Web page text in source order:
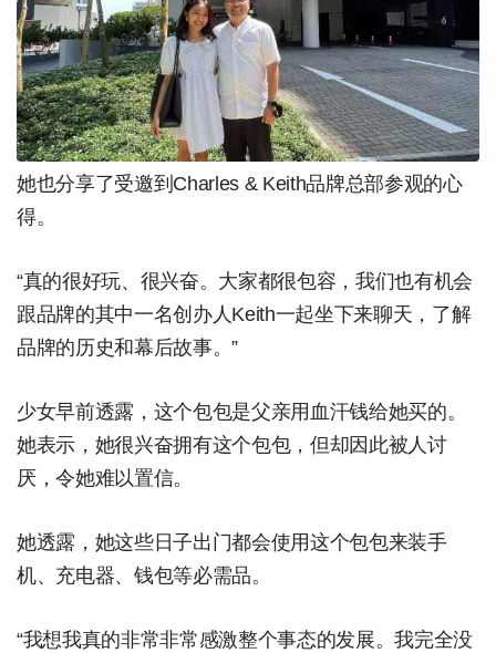
她也分享了受邀到Charles & Keith品牌总部参观的心
得。
“真的很好玩、很兴奋。大家都很包容，我们也有机会
跟品牌的其中一名创办人Keith一起坐下来聊天，了解
品牌的历史和幕后故事。”
少女早前透露，这个包包是父亲用血汗钱给她买的。
她表示，她很兴奋拥有这个包包，但却因此被人讨
厌，令她难以置信。
她透露，她这些日子出门都会使用这个包包来装手
机、充电器、钱包等必需品。
“我想我真的非常非常感激整个事态的发展。我完全没